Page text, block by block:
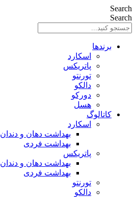
Search
Search
برندها
اسکارد
پاتریکس
تورنتو
دالکو
دورکو
هسل
کاتالوگ
اسکارد
بهداشت دهان و دندان
بهداشت فردی
پاتریکس
بهداشت دهان و دندان
بهداشت فردی
تورنتو
دالکو